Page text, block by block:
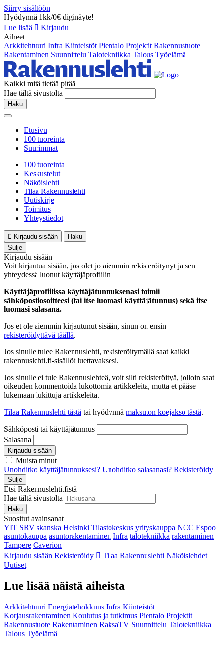
Siirry sisältöön
Hyödynnä 1kk/0€ diginäyte!
Lue lisää
Kirjaudu
Aiheet
Arkkitehtuuri Infra Kiinteistöt Pientalo Projektit Rakennustuote
Rakentaminen Suunnittelu Talotekniikka Talous Työelämä
Kaikki mitä tietää pitää
Hae tältä sivustolta
Haku
Etusivu
100 tuoreinta
Suurimmat
100 tuoreinta
Keskustelut
Näköislehti
Tilaa Rakennuslehti
Uutiskirje
Toimitus
Yhteystiedot
Kirjaudu sisään
Haku
Sulje
Kirjaudu sisään
Voit kirjautua sisään, jos olet jo aiemmin rekisteröitynyt ja sen
yhteydessä luonut käyttäjäprofiilin
Käyttäjäprofiilissa käyttäjätunnuksenasi toimii
sähköpostiosoitteesi (tai itse luomasi käyttäjätunnus) sekä itse
luomasi salasana.
Jos et ole aiemmin kirjautunut sisään, sinun on ensin
rekisteröidyttävä täällä.
Jos sinulle tulee Rakennuslehti, rekisteröitymällä saat kaikki
rakennuslehti.fi-sisällöt luettavaksesi.
Jos sinulle ei tule Rakennuslehteä, voit silti rekisteröityä, jolloin saat
oikeuden kommentoida lukottomia artikkeleita, mutta et pääse
lukemaan lukittuja artikkeleita.
Tilaa Rakennuslehti tästä tai hyödynnä maksuton koejakso tästä.
Sähköposti tai käyttäjätunnus
Salasana
Kirjaudu sisään
Muista minut
Unohditko käyttäjätunnuksesi? Unohditko salasanasi? Rekisteröidy
Sulje
Etsi Rakennuslehti.fistä
Hae tältä sivustolta
Haku
Suositut avainsanat
YIT SRV skanska Helsinki Tilastokeskus yrityskauppa NCC Espoo
asuntokauppa asuntorakentaminen Infra talotekniikka rakentaminen
Tampere Caverion
Kirjaudu sisään Rekisteröidy Tilaa Rakennuslehti Näköislehdet
Uutiset
Lue lisää näistä aiheista
Arkkitehtuuri Energiatehokkuus Infra Kiinteistöt
Korjausrakentaminen Koulutus ja tutkimus Pientalo Projektit
Rakennustuote Rakentaminen RaksaTV Suunnittelu Talotekniikka
Talous Työelämä